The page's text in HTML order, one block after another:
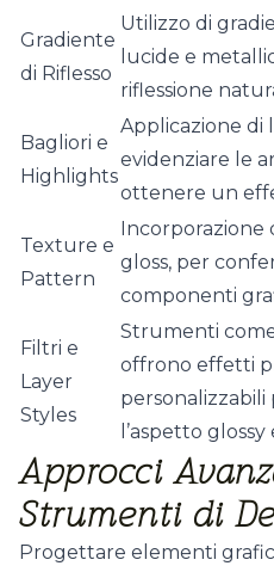
Gradiente
di Riflesso
Utilizzo di
lucide e
riflessione
Bagliori e
Highlights
Applicazione di
evidenziare le
ottenere un
Texture e
Pattern
Incorporazione
gloss, per
componenti
Filtri e
Layer
Styles
Strumenti
offrono effetti
l’aspetto
Approcci
Strumenti di
Progettare elementi